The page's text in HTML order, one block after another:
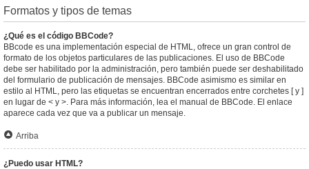
Formatos y tipos de temas
¿Qué es el código BBCode?
BBcode es una implementación especial de HTML, ofrece un gran control de
formato de los objetos particulares de las publicaciones. El uso de BBCode
debe ser habilitado por la administración, pero también puede ser deshabilitado
del formulario de publicación de mensajes. BBCode asimismo es similar en
estilo al HTML, pero las etiquetas se encuentran encerrados entre corchetes [ y ]
en lugar de < y >. Para más información, lea el manual de BBCode. El enlace
aparece cada vez que va a publicar un mensaje.
Arriba
¿Puedo usar HTML?